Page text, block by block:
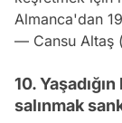
Almanca'dan
— Cansu Altaş
10.
salınmak